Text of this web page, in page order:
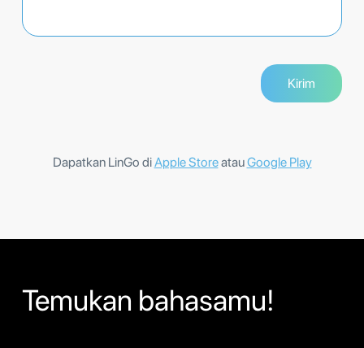
Dapatkan LinGo diApple StoreatauGoogle Play
Temukan bahasamu!